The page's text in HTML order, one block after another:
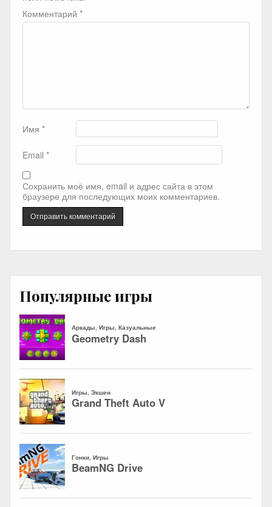
Комментарий *
Имя *
Email *
Сохранить моё имя, email и адрес сайта в этом
браузере для последующих моих комментариев.
Популярные игры